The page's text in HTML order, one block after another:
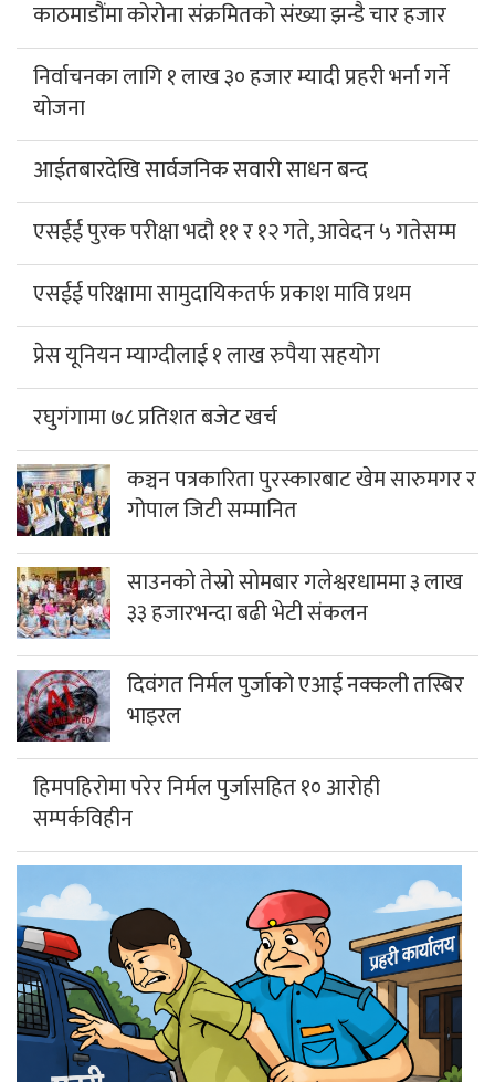
काठमाडौंमा कोरोना संक्रमितको संख्या झन्डै चार हजार
निर्वाचनका लागि १ लाख ३० हजार म्यादी प्रहरी भर्ना गर्ने
योजना
आईतबारदेखि सार्वजनिक सवारी साधन बन्द
एसईई पुरक परीक्षा भदौ ११ र १२ गते, आवेदन ५ गतेसम्म
एसईई परिक्षामा सामुदायिकतर्फ प्रकाश मावि प्रथम
प्रेस यूनियन म्याग्दीलाई १ लाख रुपैया सहयोग
रघुगंगामा ७८ प्रतिशत बजेट खर्च
कञ्चन पत्रकारिता पुरस्कारबाट खेम सारुमगर र
गोपाल जिटी सम्मानित
साउनको तेस्रो सोमबार गलेश्वरधाममा ३ लाख
३३ हजारभन्दा बढी भेटी संकलन
दिवंगत निर्मल पुर्जाको एआई नक्कली तस्बिर
भाइरल
हिमपहिरोमा परेर निर्मल पुर्जासहित १० आरोही
सम्पर्कविहीन